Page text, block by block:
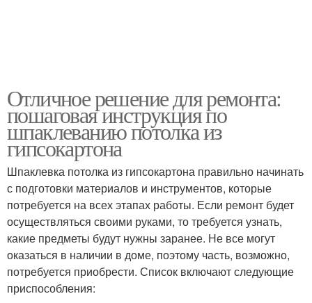
Отличное решение для ремонта:
пошаговая инструкция по
шпаклеванию потолка из
гипсокартона
Шпаклевка потолка из гипсокартона правильно начинать
с подготовки материалов и инструментов, которые
потребуется на всех этапах работы. Если ремонт будет
осуществляться своими руками, то требуется узнать,
какие предметы будут нужны заранее. Не все могут
оказаться в наличии в доме, поэтому часть, возможно,
потребуется приобрести. Список включают следующие
приспособления: